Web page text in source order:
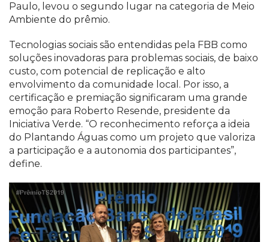
Paulo, levou o segundo lugar na categoria de Meio
Ambiente do prêmio.
Tecnologias sociais são entendidas pela FBB como
soluções inovadoras para problemas sociais, de baixo
custo, com potencial de replicação e alto
envolvimento da comunidade local. Por isso, a
certificação e premiação significaram uma grande
emoção para Roberto Resende, presidente da
Iniciativa Verde. “O reconhecimento reforça a ideia
do Plantando Águas como um projeto que valoriza
a participação e a autonomia dos participantes”,
define.